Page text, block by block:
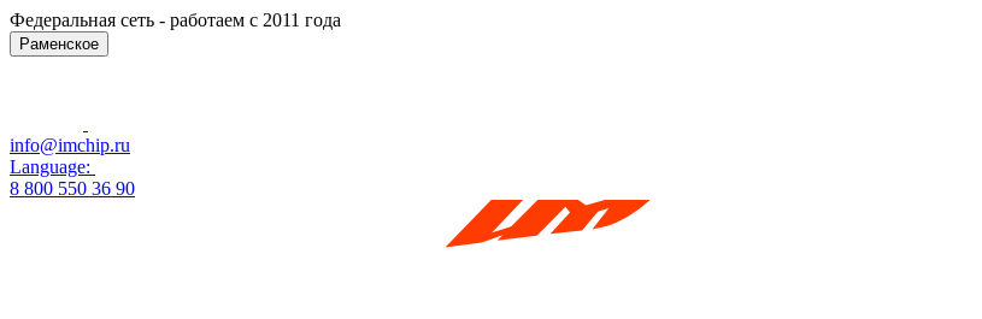
Федеральная сеть - работаем с 2011 года
Раменское
info@imchip.ru
Language:
8 800 550 36 90